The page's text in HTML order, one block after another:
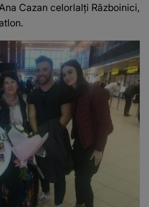
Cazan celorlalți Războinici,